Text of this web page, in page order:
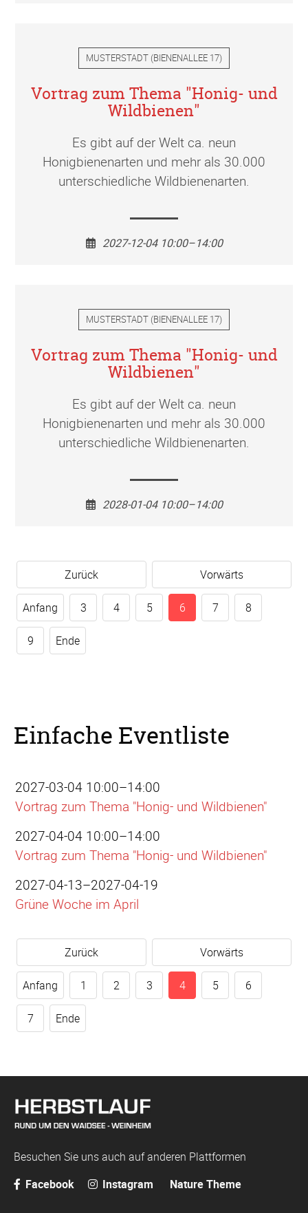
MUSTERSTADT (BIENENALLEE 17)
Vortrag zum Thema "Honig- und
Wildbienen"
Es gibt auf der Welt ca. neun
Honigbienenarten und mehr als 30.000
unterschiedliche Wildbienenarten.
2027-12-04 10:00–14:00
MUSTERSTADT (BIENENALLEE 17)
Vortrag zum Thema "Honig- und
Wildbienen"
Es gibt auf der Welt ca. neun
Honigbienenarten und mehr als 30.000
unterschiedliche Wildbienenarten.
2028-01-04 10:00–14:00
Zurück Vorwärts
Anfang 3 4 5 6 7 8
9 Ende
Einfache Eventliste
2027-03-04 10:00–14:00
Vortrag zum Thema "Honig- und Wildbienen"
2027-04-04 10:00–14:00
Vortrag zum Thema "Honig- und Wildbienen"
2027-04-13–2027-04-19
Grüne Woche im April
Zurück Vorwärts
Anfang 1 2 3 4 5 6
7 Ende
Besuchen Sie uns auch auf anderen Plattformen
Facebook
Instagram Nature Theme